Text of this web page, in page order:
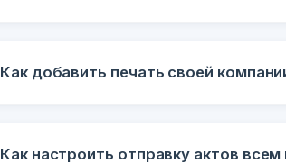
Как добавить печать своей
Как настроить отправку актов